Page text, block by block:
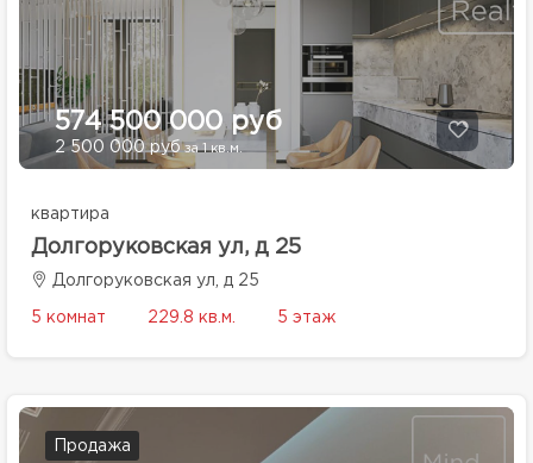
574 500 000 руб
2 500 000 рубза 1 кв.м.
квартира
Долгоруковская ул, д 25
Долгоруковская ул, д 25
5 комнат 229.8 кв.м. 5 этаж
Продажа